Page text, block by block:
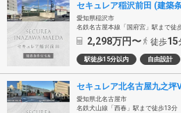
セキュレア稲沢前田 (建築
愛知県稲沢市
名鉄名古屋本線「国府宮」駅まで徒
2,298万円〜 徒歩15
駅徒歩15分以内 自由設計
愛知県北名古屋市
名鉄犬山線「西春」駅まで徒歩13分